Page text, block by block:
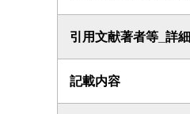
引用文献著者等_詳細
記載内容